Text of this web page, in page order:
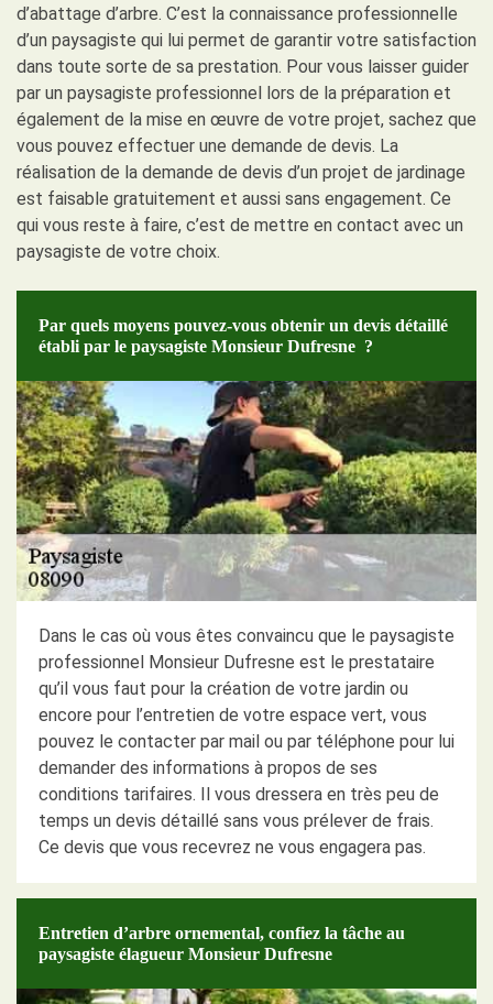
d’abattage d’arbre. C’est la connaissance professionnelle
d’un paysagiste qui lui permet de garantir votre satisfaction
dans toute sorte de sa prestation. Pour vous laisser guider
par un paysagiste professionnel lors de la préparation et
également de la mise en œuvre de votre projet, sachez que
vous pouvez effectuer une demande de devis. La
réalisation de la demande de devis d’un projet de jardinage
est faisable gratuitement et aussi sans engagement. Ce
qui vous reste à faire, c’est de mettre en contact avec un
paysagiste de votre choix.
Par quels moyens pouvez-vous obtenir un devis détaillé
établi par le paysagiste Monsieur Dufresne ?
Dans le cas où vous êtes convaincu que le paysagiste
professionnel Monsieur Dufresne est le prestataire
qu’il vous faut pour la création de votre jardin ou
encore pour l’entretien de votre espace vert, vous
pouvez le contacter par mail ou par téléphone pour lui
demander des informations à propos de ses
conditions tarifaires. Il vous dressera en très peu de
temps un devis détaillé sans vous prélever de frais.
Ce devis que vous recevrez ne vous engagera pas.
Entretien d’arbre ornemental, confiez la tâche au
paysagiste élagueur Monsieur Dufresne